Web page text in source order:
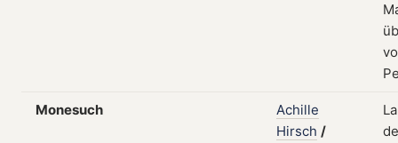
Monesuch
Achille
Hirsch /